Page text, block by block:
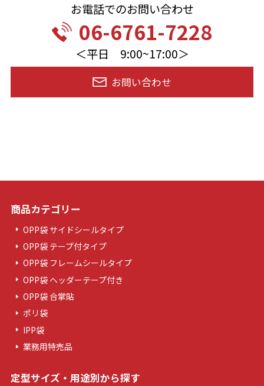
お電話でのお問い合わせ
06-6761-7228
＜平日 9:00~17:00＞
お問い合わせ
商品カテゴリー
OPP袋 サイドシールタイプ
OPP袋 テープ付タイプ
OPP袋 フレームシールタイプ
OPP袋 ヘッダーテープ付き
OPP袋 合掌貼
ポリ袋
IPP袋
業務用特売品
定型サイズ・用途別から探す